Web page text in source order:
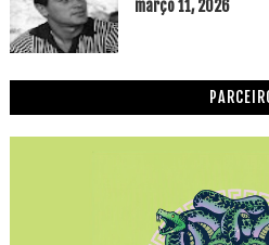
março 11, 2026